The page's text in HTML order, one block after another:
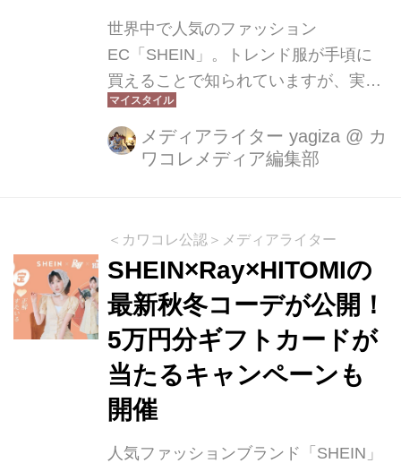
世界中で人気のファッション
EC「SHEIN」。トレンド服が手頃に
買えることで知られていますが、実は
SHEINの中にはいくつものブランドラ
イン（トレンドショップ）が存在して
いるのをご存じでしょうか。まるで巨
ップが細かく分かれており、ユーザー
は自分の好みに合わせて選びやすくな
っています。
メディアライター yagiza @ カ
ワコレメディア編集部
＜カワコレ公認＞メディアライター
SHEIN×Ray×HITOMIの
最新秋冬コーデが公開！
5万円分ギフトカードが
当たるキャンペーンも
開催
人気ファッションブランド「SHEIN」